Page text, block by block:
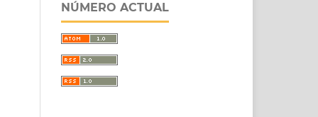
NÚMERO ACTUAL